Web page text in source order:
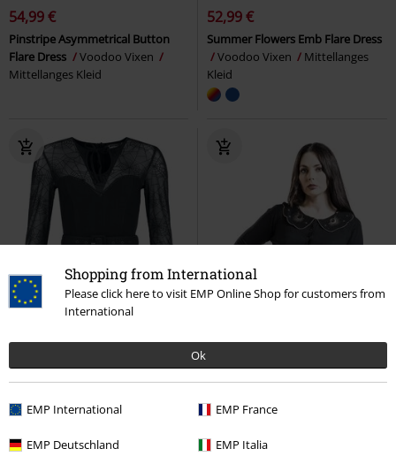
Shopping from International
Please click here to visit EMP Online Shop for customers from
International
Ok
EMP International EMP France
EMP Deutschland EMP Italia
54,99 €
Pinstripe Asymmetrical Button
Flare Dress
Voodoo Vixen
Mittellanges Kleid
52,99 €
Summer Flowers Emb Flare Dress
Voodoo Vixen
Mittellanges
Kleid
% Fast ausverkauft Fast ausverkauft